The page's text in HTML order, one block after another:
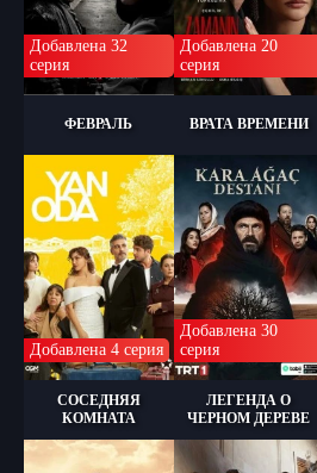
Добавлена 32
серия
ФЕВРАЛЬ
Добавлена 20
серия
ВРАТА ВРЕМЕНИ
Добавлена 4 серия
СОСЕДНЯЯ
КОМНАТА
Добавлена 30
серия
ЛЕГЕНДА О
ЧЕРНОМ ДЕРЕВЕ